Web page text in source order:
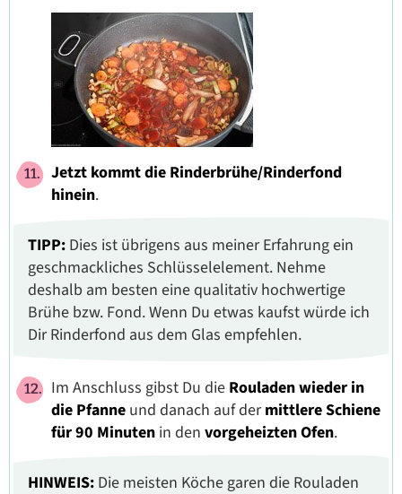
Jetzt kommt die Rinderbrühe/Rinderfond
hinein.
TIPP: Dies ist übrigens aus meiner Erfahrung ein
geschmackliches Schlüsselelement. Nehme
deshalb am besten eine qualitativ hochwertige
Brühe bzw. Fond. Wenn Du etwas kaufst würde ich
Dir Rinderfond aus dem Glas empfehlen.
Im Anschluss gibst Du die Rouladen wieder in
die Pfanne und danach auf dermittlere Schiene
für 90 Minuten in den vorgeheizten Ofen.
HINWEIS: Die meisten Köche garen die Rouladen